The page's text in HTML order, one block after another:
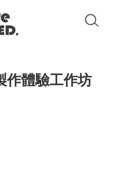
作體驗工作坊